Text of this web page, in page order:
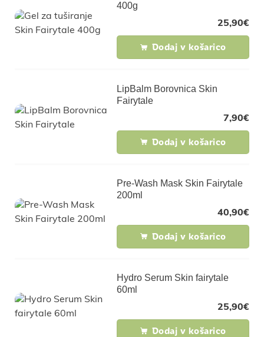
400g
25,90€
Dodaj v košarico
LipBalm Borovnica Skin
Fairytale
7,90€
Dodaj v košarico
Pre-Wash Mask Skin Fairytale
200ml
40,90€
Dodaj v košarico
Hydro Serum Skin fairytale
60ml
25,90€
Dodaj v košarico